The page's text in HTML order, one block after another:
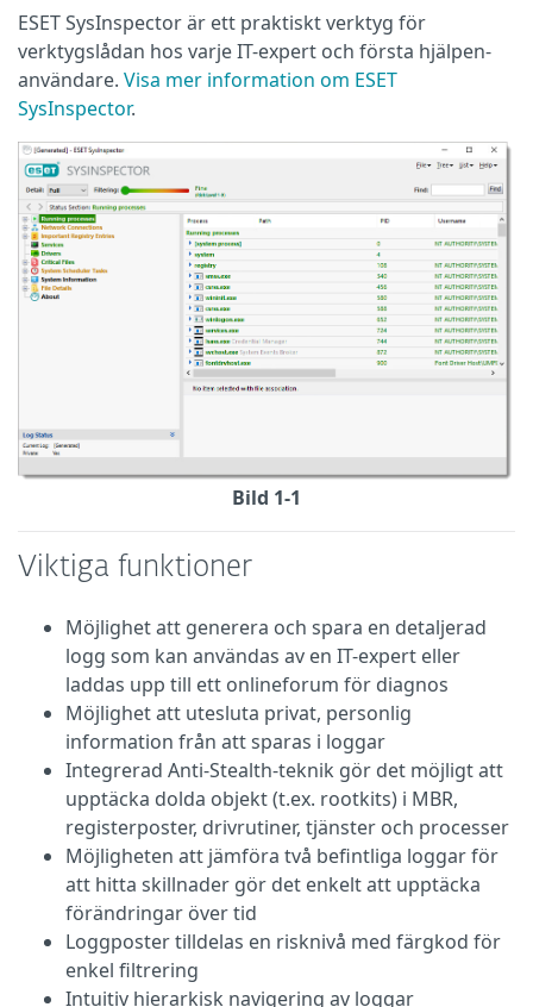
ESET SysInspector är ett praktiskt verktyg för
verktygslådan hos varje IT-expert och första hjälpen-
användare. Visa mer information om ESET
SysInspector.
Bild 1-1
Viktiga funktioner
Möjlighet att generera och spara en detaljerad
logg som kan användas av en IT-expert eller
laddas upp till ett onlineforum för diagnos
Möjlighet att utesluta privat, personlig
information från att sparas i loggar
Integrerad Anti-Stealth-teknik gör det möjligt att
upptäcka dolda objekt (t.ex. rootkits) i MBR,
registerposter, drivrutiner, tjänster och processer
Möjligheten att jämföra två befintliga loggar för
att hitta skillnader gör det enkelt att upptäcka
förändringar över tid
Loggposter tilldelas en risknivå med färgkod för
enkel filtrering
Intuitiv hierarkisk navigering av loggar